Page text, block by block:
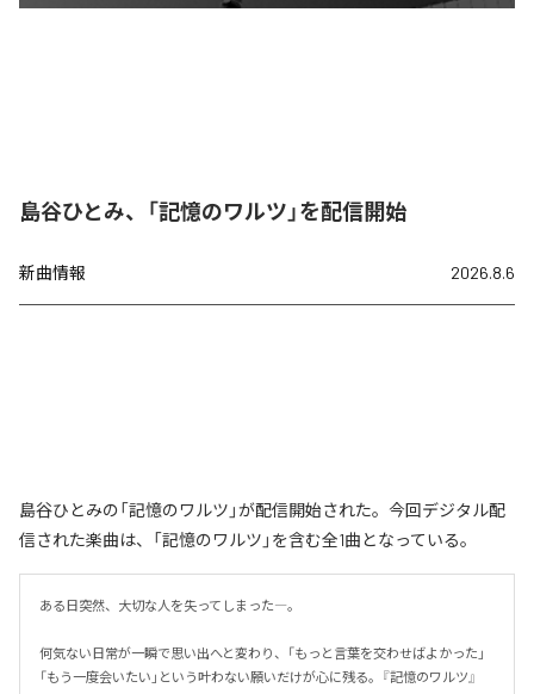
島谷ひとみ、「記憶のワルツ」を配信開始
新曲情報 2026.8.6
島谷ひとみの「記憶のワルツ」が配信開始された。今回デジタル配
信された楽曲は、「記憶のワルツ」を含む全1曲となっている。
ある日突然、大切な人を失ってしまった―。
何気ない日常が一瞬で思い出へと変わり、「もっと言葉を交わせばよかった」
「もう一度会いたい」という叶わない願いだけが心に残る。『記憶のワルツ』